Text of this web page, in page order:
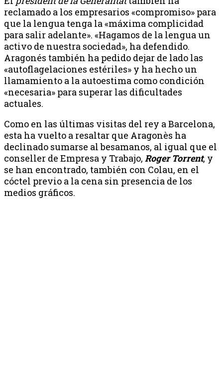
reclamado a los empresarios «compromiso» para
que la lengua tenga la «máxima complicidad
para salir adelante». «Hagamos de la lengua un
activo de nuestra sociedad», ha defendido.
Aragonés también ha pedido dejar de lado las
«autoflagelaciones estériles» y ha hecho un
llamamiento a la autoestima como condición
«necesaria» para superar las dificultades
actuales.
Como en las últimas visitas del rey a Barcelona,
esta ha vuelto a resaltar que Aragonès ha
declinado sumarse al besamanos, al igual que el
conseller de Empresa y Trabajo, Roger Torrent, y
se han encontrado, también con Colau, en el
cóctel previo a la cena sin presencia de los
medios gráficos.